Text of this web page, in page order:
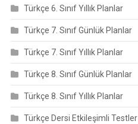
Türkçe 6. Sınıf Yıllık Planlar
Türkçe 7. Sınıf Günlük Planlar
Türkçe 7. Sınıf Yıllık Planlar
Türkçe 8. Sınıf Günlük Planlar
Türkçe 8. Sınıf Yıllık Planlar
Türkçe Dersi Etkileşimli Testler